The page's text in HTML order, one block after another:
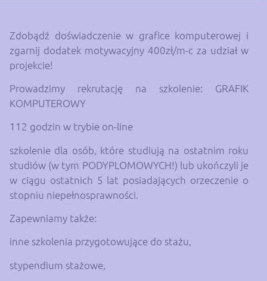
Zdobądź doświadczenie w grafice komputerowej i
zgarnij dodatek motywacyjny 400zł/m-c za udział w
projekcie!
Prowadzimy rekrutację na szkolenie: GRAFIK
KOMPUTEROWY
112 godzin w trybie on-line
szkolenie dla osób, które studiują na ostatnim roku
studiów (w tym PODYPLOMOWYCH!) lub ukończyli je
w ciągu ostatnich 5 lat posiadających orzeczenie o
stopniu niepełnosprawności.
Zapewniamy także:
inne szkolenia przygotowujące do stażu,
stypendium stażowe,